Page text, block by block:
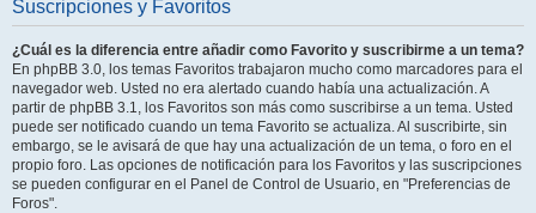
Suscripciones y Favoritos
¿Cuál es la diferencia entre añadir como Favorito y suscribirme a un tema?
En phpBB 3.0, los temas Favoritos trabajaron mucho como marcadores para el
navegador web. Usted no era alertado cuando había una actualización. A
partir de phpBB 3.1, los Favoritos son más como suscribirse a un tema. Usted
puede ser notificado cuando un tema Favorito se actualiza. Al suscribirte, sin
embargo, se le avisará de que hay una actualización de un tema, o foro en el
propio foro. Las opciones de notificación para los Favoritos y las suscripciones
se pueden configurar en el Panel de Control de Usuario, en "Preferencias de
Foros".